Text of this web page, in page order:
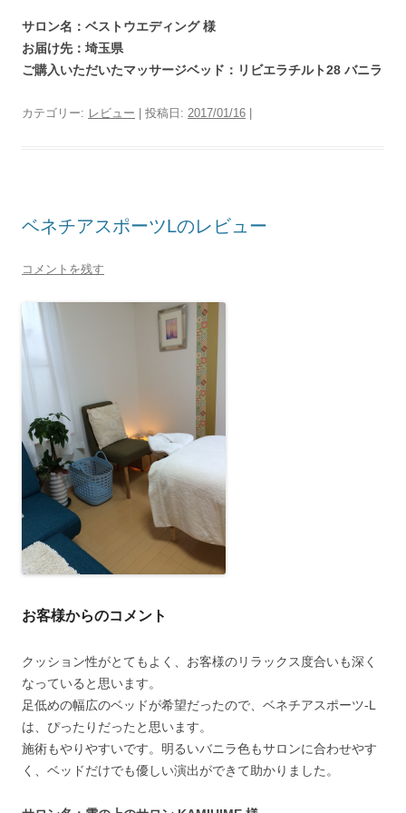
サロン名：ベストウエディング 様
お届け先：埼玉県
ご購入いただいたマッサージベッド：リビエラチルト28 バニラ
カテゴリー: レビュー | 投稿日: 2017/01/16
ベネチアスポーツLのレビュー
コメントを残す
お客様からのコメント
クッション性がとてもよく、お客様のリラックス度合いも深く
なっていると思います。
足低めの幅広のベッドが希望だったので、ベネチアスポーツ-L
は、ぴったりだったと思います。
施術もやりやすいです。明るいバニラ色もサロンに合わせやす
く、ベッドだけでも優しい演出ができて助かりました。